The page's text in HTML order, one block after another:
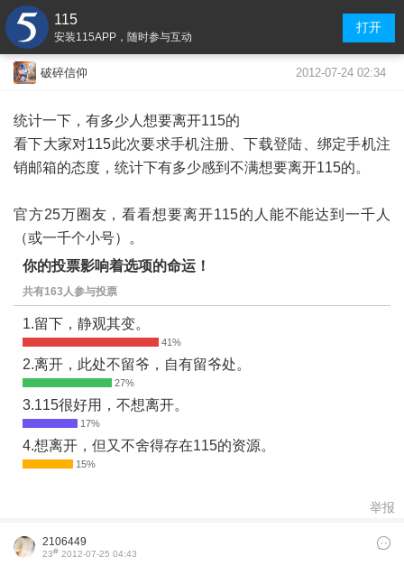
115
安装115APP，随时参与互动
打开
破碎信仰 2012-07-24 02:34
统计一下，有多少人想要离开115的
看下大家对115此次要求手机注册、下载登陆、绑定手机注
销邮箱的态度，统计下有多少感到不满想要离开115的。
官方25万圈友，看看想要离开115的人能不能达到一千人
（或一千个小号）。
你的投票影响着选项的命运！
共有163人参与投票
1.留下，静观其变。
2.离开，此处不留爷，自有留爷处。
3.115很好用，不想离开。
4.想离开，但又不舍得存在115的资源。
举报
2106449
23# 2012-07-25 04:43